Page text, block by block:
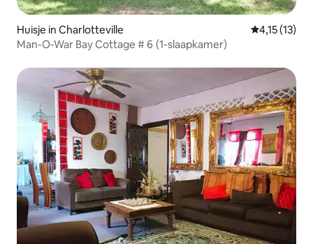
Huisje in Charlotteville Gemiddelde
4,15 (13)
Man-O-War Bay Cottage # 6 (1-slaapkamer)